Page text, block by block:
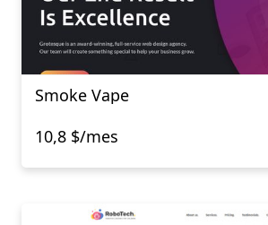
Smoke Vape
10,8 $/mes